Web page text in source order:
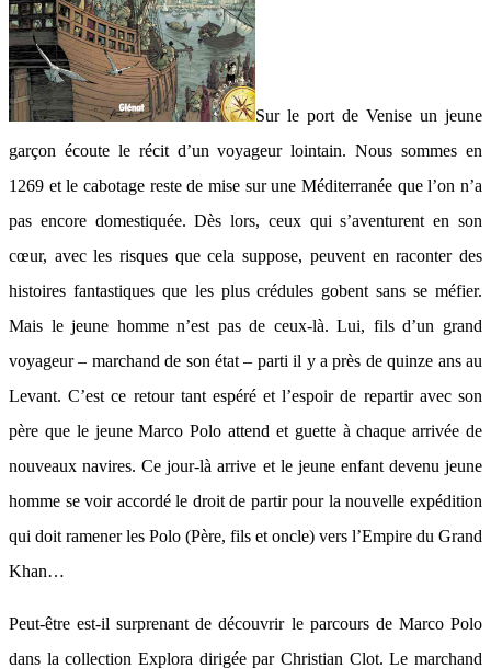
Sur le port de Venise un jeune
garçon écoute le récit d’un voyageur lointain. Nous sommes en
1269 et le cabotage reste de mise sur une Méditerranée que l’on n’a
pas encore domestiquée. Dès lors, ceux qui s’aventurent en son
cœur, avec les risques que cela suppose, peuvent en raconter des
histoires fantastiques que les plus crédules gobent sans se méfier.
Mais le jeune homme n’est pas de ceux-là. Lui, fils d’un grand
voyageur – marchand de son état – parti il y a près de quinze ans au
Levant. C’est ce retour tant espéré et l’espoir de repartir avec son
père que le jeune Marco Polo attend et guette à chaque arrivée de
nouveaux navires. Ce jour-là arrive et le jeune enfant devenu jeune
homme se voir accordé le droit de partir pour la nouvelle expédition
qui doit ramener les Polo (Père, fils et oncle) vers l’Empire du Grand
Khan…
Peut-être est-il surprenant de découvrir le parcours de Marco Polo
dans la collection Explora dirigée par Christian Clot. Le marchand